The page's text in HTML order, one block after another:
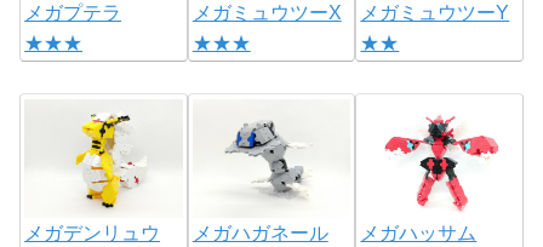
メガプテラ
★★★
メガミュウツーX
★★★
メガミュウツーY
★★
メガデンリュウ
メガハガネール
メガハッサム